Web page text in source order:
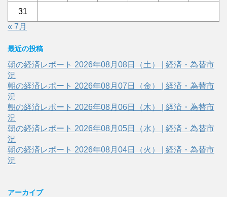
31
« 7月
最近の投稿
朝の経済レポート 2026年08月08日（土） | 経済・為替市
況
朝の経済レポート 2026年08月07日（金） | 経済・為替市
況
朝の経済レポート 2026年08月06日（木） | 経済・為替市
況
朝の経済レポート 2026年08月05日（水） | 経済・為替市
況
朝の経済レポート 2026年08月04日（火） | 経済・為替市
況
アーカイブ